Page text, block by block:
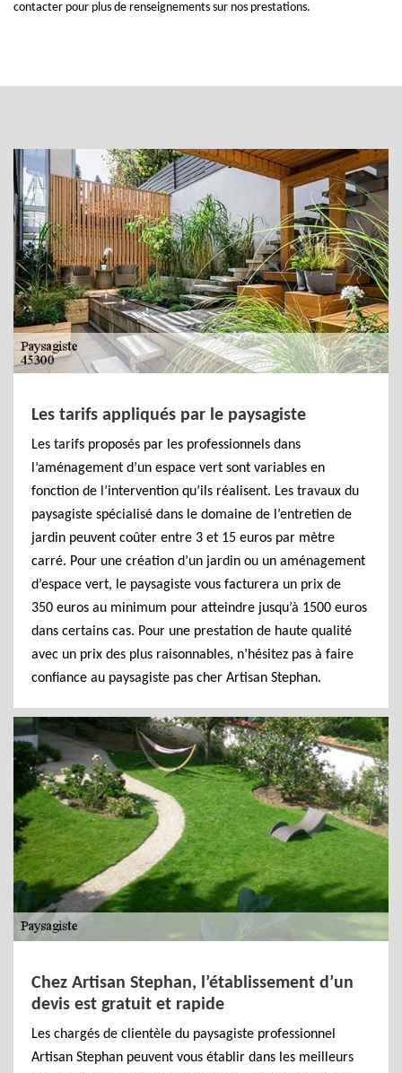
contacter pour plus de renseignements sur nos prestations.
Les tarifs appliqués par le paysagiste
Les tarifs proposés par les professionnels dans
l’aménagement d’un espace vert sont variables en
fonction de l’intervention qu’ils réalisent. Les travaux du
paysagiste spécialisé dans le domaine de l’entretien de
jardin peuvent coûter entre 3 et 15 euros par mètre
carré. Pour une création d’un jardin ou un aménagement
d’espace vert, le paysagiste vous facturera un prix de
350 euros au minimum pour atteindre jusqu’à 1500 euros
dans certains cas. Pour une prestation de haute qualité
avec un prix des plus raisonnables, n’hésitez pas à faire
confiance au paysagiste pas cher Artisan Stephan.
Chez Artisan Stephan, l’établissement d’un
devis est gratuit et rapide
Les chargés de clientèle du paysagiste professionnel
Artisan Stephan peuvent vous établir dans les meilleurs